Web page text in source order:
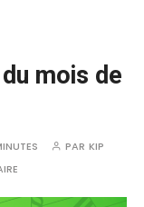
mois de
PAR KIP